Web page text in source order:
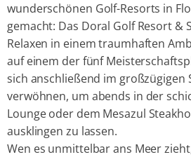
wunderschönen Golf-Resorts in
gemacht: Das Doral Golf Resort &
Relaxen in einem traumhaften
auf einem der fünf
sich anschließend im großzügigen
verwöhnen, um abends in der
Lounge oder dem Mesazul
ausklingen zu lassen.
Wen es unmittelbar ans Meer